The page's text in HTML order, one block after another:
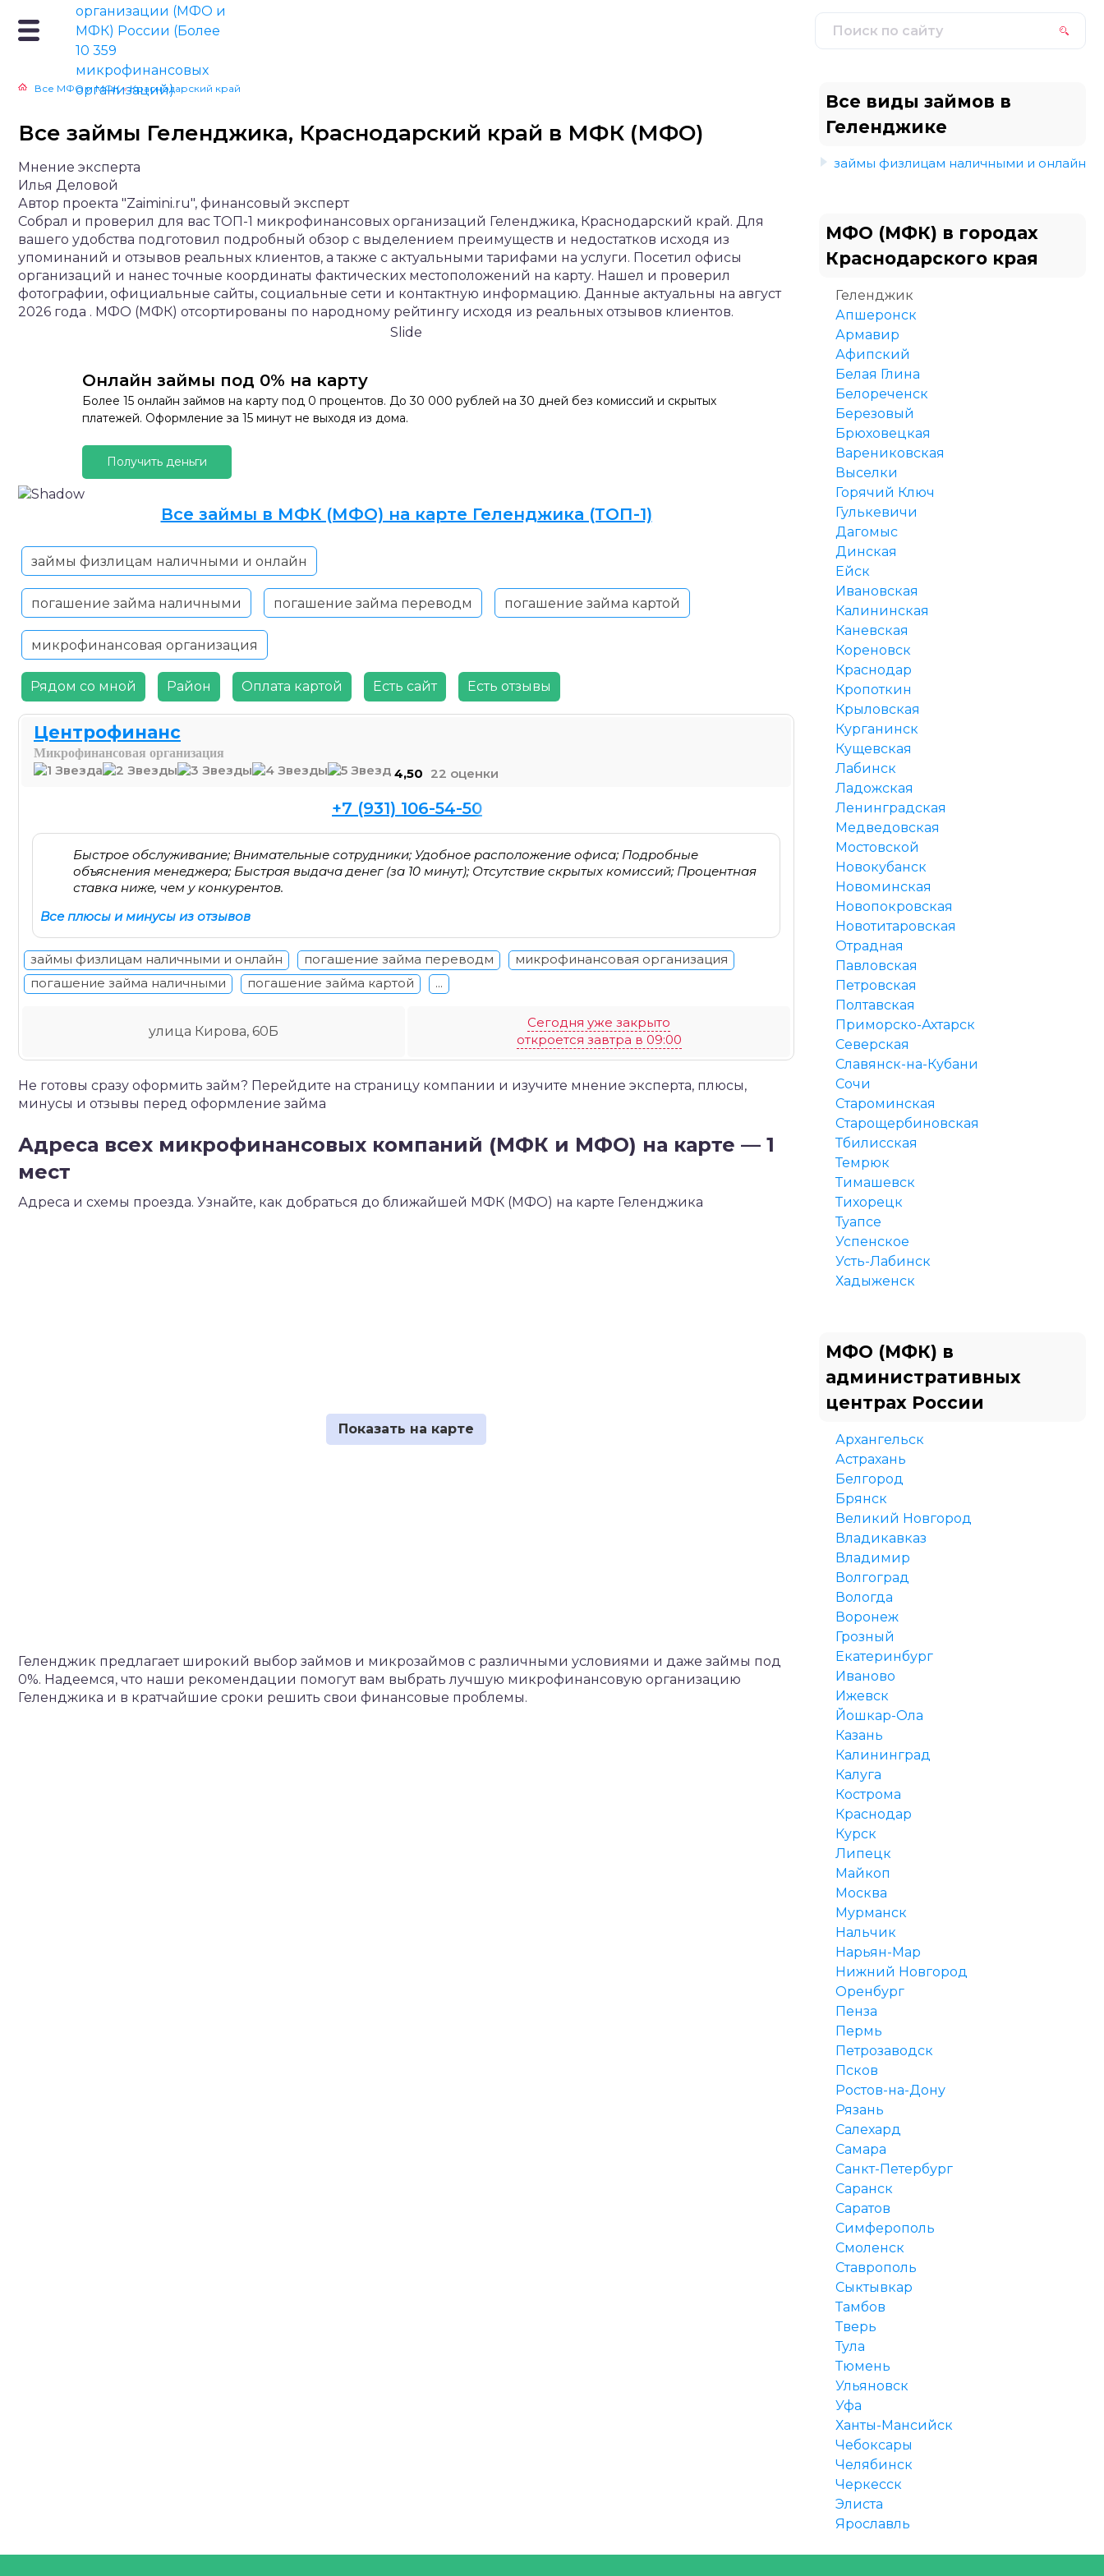
Все МФО и МФК » Краснодарский край
Все займы Геленджика, Краснодарский край в МФК (МФО)
Мнение эксперта
Илья Деловой
Автор проекта "Zaimini.ru", финансовый эксперт
Собрал и проверил для вас ТОП-1 микрофинансовых организаций Геленджика, Краснодарский край. Для
вашего удобства подготовил подробный обзор с выделением преимуществ и недостатков исходя из
упоминаний и отзывов реальных клиентов, а также с актуальными тарифами на услуги. Посетил офисы
организаций и нанес точные координаты фактических местоположений на карту. Нашел и проверил
фотографии, официальные сайты, социальные сети и контактную информацию. Данные актуальны на август
2026 года . МФО (МФК) отсортированы по народному рейтингу исходя из реальных отзывов клиентов.
Slide
Онлайн займы под 0% на карту
Более 15 онлайн займов на карту под 0 процентов. До 30 000 рублей на 30 дней без комиссий и скрытых
платежей. Оформление за 15 минут не выходя из дома.
Получить деньги
Все займы в МФК (МФО) на карте Геленджика (ТОП-1)
займы физлицам наличными и онлайн
погашение займа наличными погашение займа переводм погашение займа картой
микрофинансовая организация
Рядом со мной Район Оплата картой Есть сайт Есть отзывы
Центрофинанс
Микрофинансовая организация
4,50 22 оценки
+7 (931) 106-54-50
Быстрое обслуживание; Внимательные сотрудники; Удобное расположение офиса; Подробные
объяснения менеджера; Быстрая выдача денег (за 10 минут); Отсутствие скрытых комиссий; Процентная
ставка ниже, чем у конкурентов.
Все плюсы и минусы из отзывов
займы физлицам наличными и онлайн погашение займа переводм
микрофинансовая организация
погашение займа наличными
погашение займа картой ...
улица Кирова, 60Б
Сегодня уже закрыто
откроется завтра в 09:00
Не готовы сразу оформить займ? Перейдите на страницу компании и изучите мнение эксперта, плюсы,
минусы и отзывы перед оформление займа
Адреса всех микрофинансовых компаний (МФК и МФО) на карте — 1
мест
Адреса и схемы проезда. Узнайте, как добраться до ближайшей МФК (МФО) на карте Геленджика
Геленджик предлагает широкий выбор займов и микрозаймов с различными условиями и даже займы под
0%. Надеемся, что наши рекомендации помогут вам выбрать лучшую микрофинансовую организацию
Геленджика и в кратчайшие сроки решить свои финансовые проблемы.
Все виды займов в
Геленджике
займы физлицам наличными и онлайн
МФО (МФК) в городах
Краснодарского края
Геленджик
Апшеронск
Армавир
Афипский
Белая Глина
Белореченск
Березовый
Брюховецкая
Варениковская
Выселки
Горячий Ключ
Гулькевичи
Дагомыс
Динская
Ейск
Ивановская
Калининская
Каневская
Кореновск
Краснодар
Кропоткин
Крыловская
Курганинск
Кущевская
Лабинск
Ладожская
Ленинградская
Медведовская
Мостовской
Новокубанск
Новоминская
Новопокровская
Новотитаровская
Отрадная
Павловская
Петровская
Полтавская
Приморско-Ахтарск
Северская
Славянск-на-Кубани
Сочи
Староминская
Старощербиновская
Тбилисская
Темрюк
Тимашевск
Тихорецк
Туапсе
Успенское
Усть-Лабинск
Хадыженск
МФО (МФК) в
административных
центрах России
Архангельск
Астрахань
Белгород
Брянск
Великий Новгород
Владикавказ
Владимир
Волгоград
Вологда
Воронеж
Грозный
Екатеринбург
Иваново
Ижевск
Йошкар-Ола
Казань
Калининград
Калуга
Кострома
Краснодар
Курск
Липецк
Майкоп
Москва
Мурманск
Нальчик
Нарьян-Мар
Нижний Новгород
Оренбург
Пенза
Пермь
Петрозаводск
Псков
Ростов-на-Дону
Рязань
Салехард
Самара
Санкт-Петербург
Саранск
Саратов
Симферополь
Смоленск
Ставрополь
Сыктывкар
Тамбов
Тверь
Тула
Тюмень
Ульяновск
Уфа
Ханты-Мансийск
Чебоксары
Челябинск
Черкесск
Элиста
Ярославль